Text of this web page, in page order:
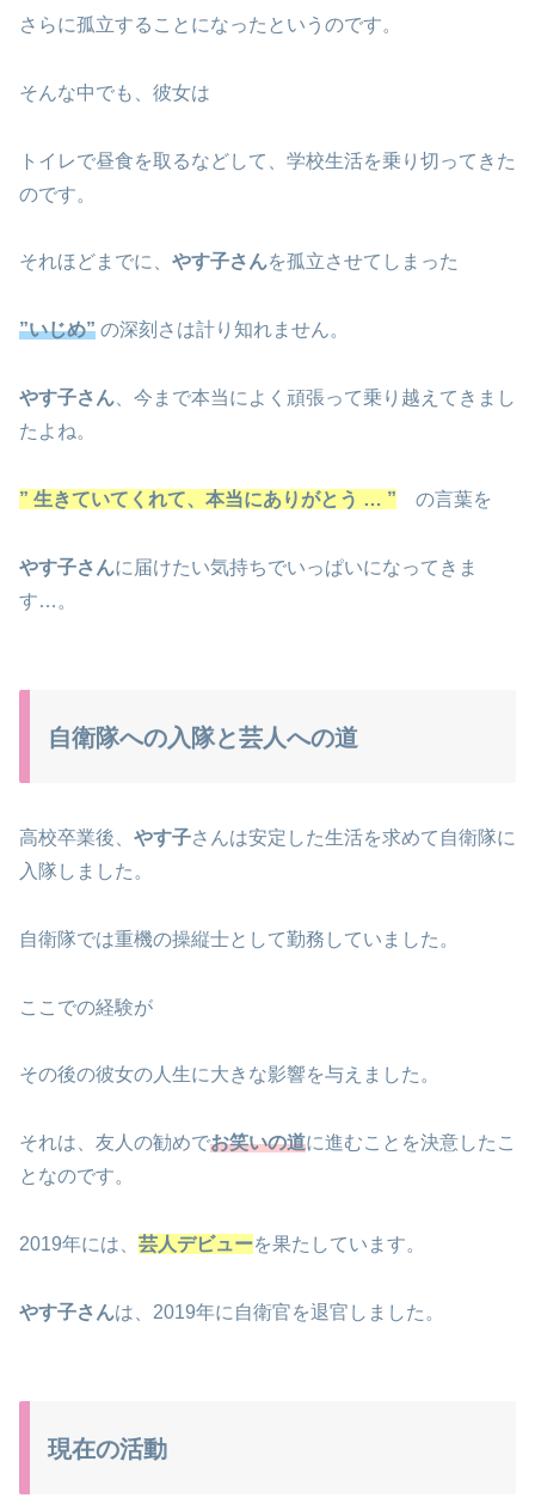
さらに孤立することになったというのです。
そんな中でも、彼女は
トイレで昼食を取るなどして、学校生活を乗り切ってきた
のです。
それほどまでに、 やす子さんを孤立させてしまった
”いじめ” の深刻さは計り知れません。
やす子さん 、今まで本当によく頑張って乗り越えてきまし
たよね。
” 生きていてくれて、本当にありがとう … ” の言葉を
やす子さんに届けたい気持ちでいっぱいになってきま
す…。
自衛隊への入隊と芸人への道
高校卒業後、 やす子さんは安定した生活を求めて自衛隊に
入隊しました。
自衛隊では重機の操縦士として勤務していました。
ここでの経験が
その後の彼女の人生に大きな影響を与えました。
それは、友人の勧めでお笑いの道に進むことを決意したこ
となのです。
2019年には、 芸人デビューを果たしています。
やす子さんは、2019年に自衛官を退官しました。
現在の活動